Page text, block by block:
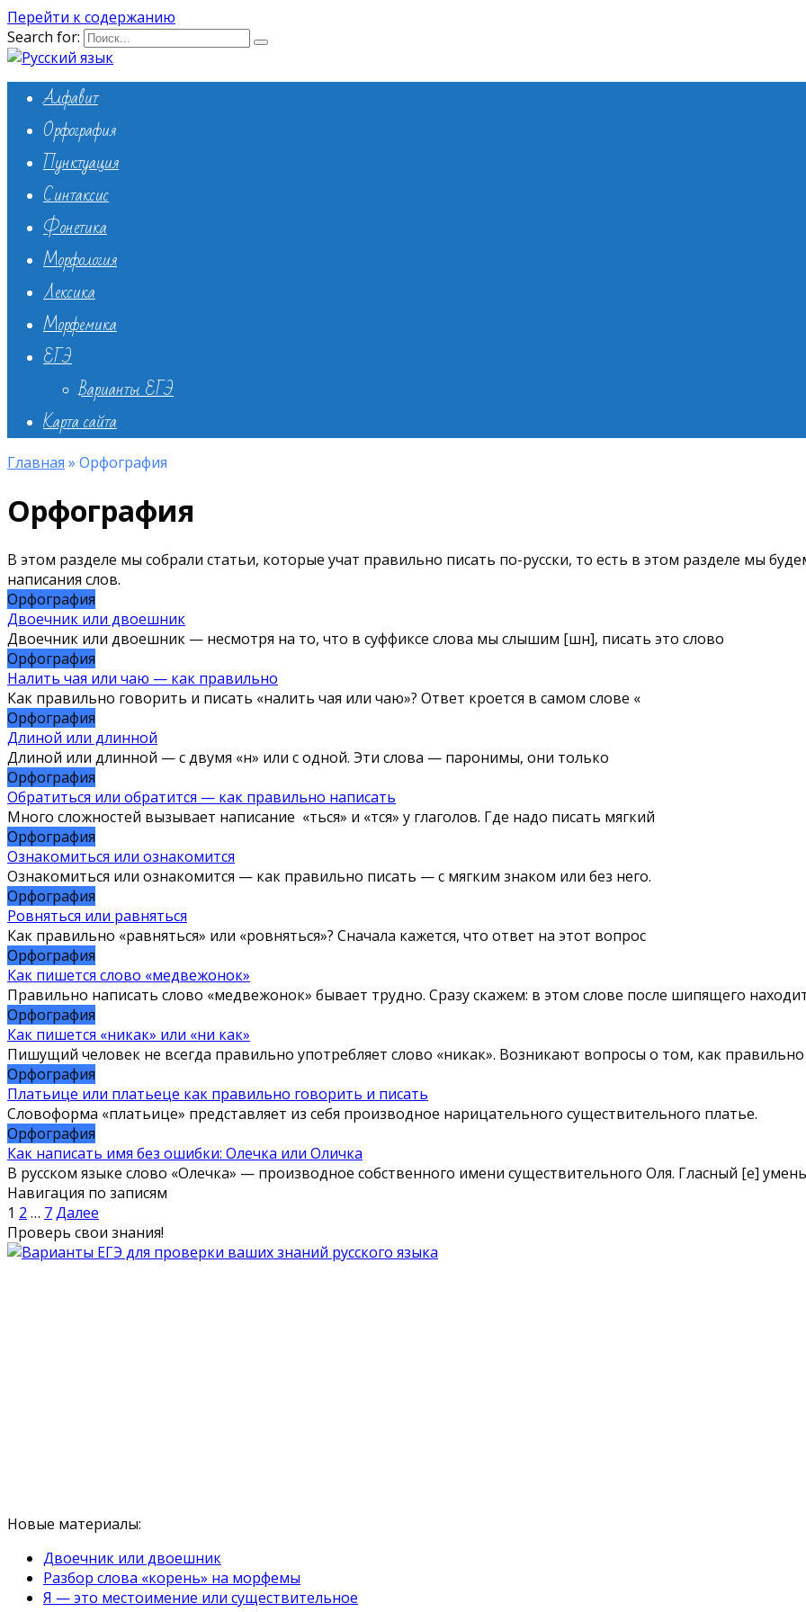
Перейти к содержанию
Search for:
Алфавит
Орфография
Пунктуация
Синтаксис
Фонетика
Морфология
Лексика
Морфемика
ЕГЭ
Варианты ЕГЭ
Карта сайта
Главная » Орфография
Орфография
В этом разделе мы собрали статьи, которые учат правильно писать по-русски, то есть в этом разделе мы
написания слов.
Орфография
Двоечник или двоешник
Двоечник или двоешник — несмотря на то, что в суффиксе слова мы слышим [шн], писать это слово
Орфография
Налить чая или чаю — как правильно
Как правильно говорить и писать «налить чая или чаю»? Ответ кроется в самом слове «
Орфография
Длиной или длинной
Длиной или длинной — с двумя «н» или с одной. Эти слова — паронимы, они только
Орфография
Обратиться или обратится — как правильно написать
Много сложностей вызывает написание «ться» и «тся» у глаголов. Где надо писать мягкий
Орфография
Ознакомиться или ознакомится
Ознакомиться или ознакомится — как правильно писать — с мягким знаком или без него.
Орфография
Ровняться или равняться
Как правильно «равняться» или «ровняться»? Сначала кажется, что ответ на этот вопрос
Орфография
Как пишется слово «медвежонок»
Правильно написать слово «медвежонок» бывает трудно. Сразу скажем: в этом слове после шипящего
Орфография
Как пишется «никак» или «ни как»
Пишущий человек не всегда правильно употребляет слово «никак». Возникают вопросы о том, как правильно
Орфография
Платьице или платьеце как правильно говорить и писать
Словоформа «платьице» представляет из себя производное нарицательного существительного платье.
Орфография
Как написать имя без ошибки: Олечка или Оличка
В русском языке слово «Олечка» — производное собственного имени существительного Оля. Гласный [е]
Навигация по записям
1 2 … 7Далее
Проверь свои знания!
Новые материалы:
Двоечник или двоешник
Разбор слова «корень» на морфемы
Я — это местоимение или существительное